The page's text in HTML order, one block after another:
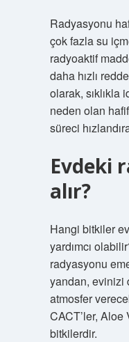
Radyasyonu
çok fazla su
radyoaktif
daha hızlı
olarak, sıklıkla
neden olan
süreci
Evdeki
alır?
Hangi bitkiler
yardımcı
radyasyonu
yandan, evinizi
atmosfer
CACT’ler,
bitkilerdir.